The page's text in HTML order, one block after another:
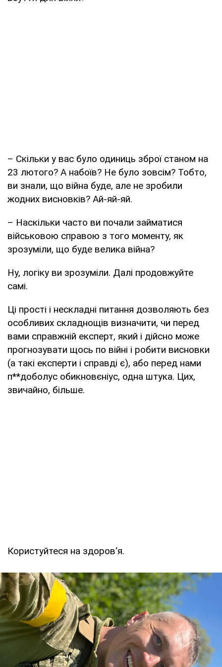
– Скільки у вас було одиниць зброї станом на
23 лютого? А набоїв? Не було зовсім? Тобто,
ви знали, що війна буде, але не зробили
жодних висновків? Ай-яй-яй.
– Наскільки часто ви почали займатися
військовою справою з того моменту, як
зрозуміли, що буде велика війна?
Ну, логіку ви зрозуміли. Далі продовжуйте
самі.
Ці прості і нескладні питання дозволяють без
особливих складнощів визначити, чи перед
вами справжній експерт, який і дійсно може
прогнозувати щось по війні і робити висновки
(а такі експерти і справді є), або перед нами
п**доболус обикновєніус, одна штука. Цих,
звичайно, більше.
Користуйтеся на здоров‘я.